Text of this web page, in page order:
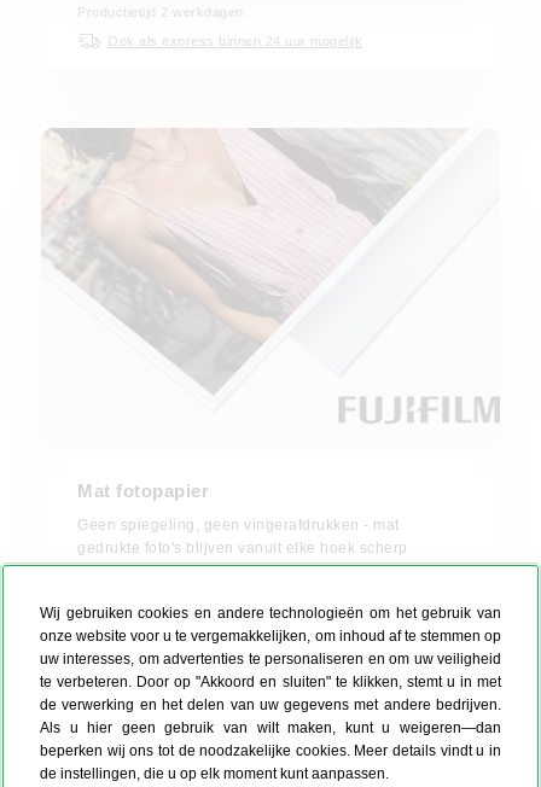
Wij gebruiken cookies en andere technologieën om het gebruik van
onze website voor u te vergemakkelijken, om inhoud af te stemmen op
uw interesses, om advertenties te personaliseren en om uw veiligheid
te verbeteren. Door op "Akkoord en sluiten" te klikken, stemt u in met
de verwerking en het delen van uw gegevens met andere bedrijven.
Als u hier geen gebruik van wilt maken, kunt u weigeren—dan
beperken wij ons tot de noodzakelijke cookies. Meer details vindt u in
de instellingen, die u op elk moment kunt aanpassen.
Productietijd 2 werkdagen
Ook als express binnen 24 uur mogelijk
Mat fotopapier
Geen spiegeling, geen vingerafdrukken - mat
gedrukte foto's blijven vanuit elke hoek scherp
zichtbaar. De perfecte keuze voor zwart-witfoto's,
10 foto’s, 15 x 10 cm, Mat
€ 1,49
Bestel in mat